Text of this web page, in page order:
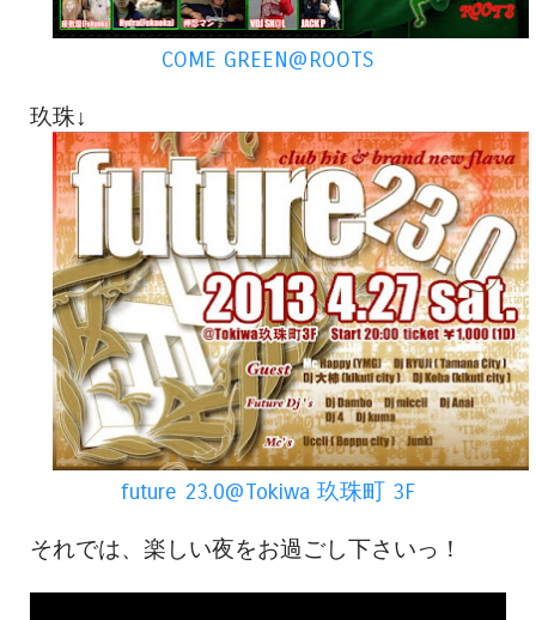
COME GREEN@ROOTS
玖珠↓
future 23.0@Tokiwa 玖珠町 3F
それでは、楽しい夜をお過ごし下さいっ！